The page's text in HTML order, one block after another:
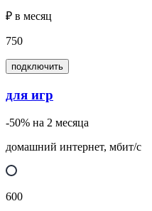
₽ в месяц
750
подключить
для игр
-50% на 2 месяца
домашний интернет, мбит/с
600